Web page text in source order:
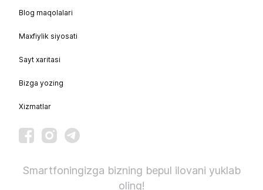
Blog maqolalari
Maxfiylik siyosati
Sayt xaritasi
Bizga yozing
Xizmatlar
Smartfoningizga bizning bepul ilovani yuklab
oling!